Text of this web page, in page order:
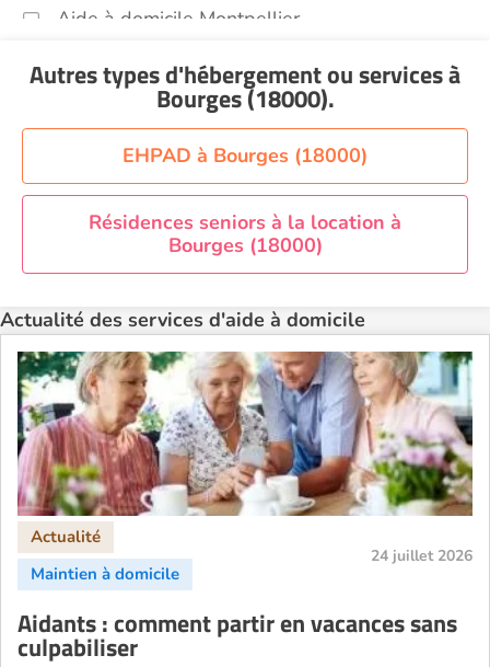
Aide à domicile Montpellier
Aide à domicile Nice
Aide à domicile Nîmes
Aide à domicile Orléans
Aide à domicile Paris
Aide à domicile Perpignan
Aide à domicile Rennes
Aide à domicile Toulouse
Recherche par ville
Autres types d'hébergement ou servicesà
Bourges (18000).
EHPAD à Bourges (18000)
Résidences seniors à la location à
Bourges (18000)
Actualité des services d'aide à domicile
24 juillet 2026
Aidants : comment partir en vacances sans
culpabiliser